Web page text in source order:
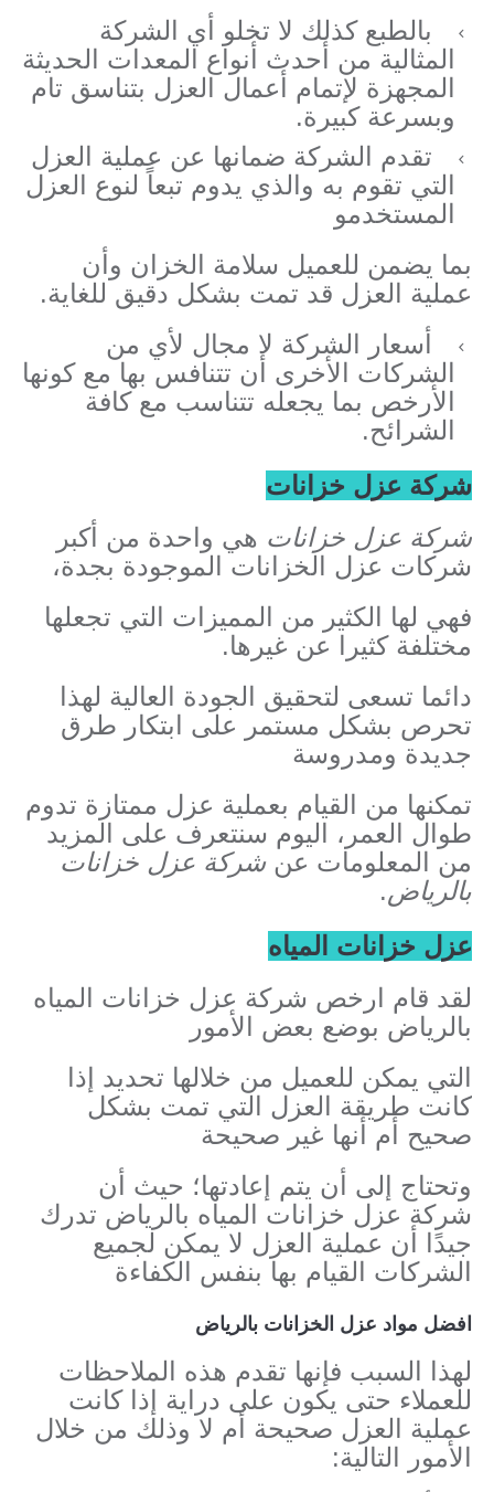
بالطبع كذلك لا تخلو أي الشركة
المثالية من أحدث أنواع المعدات الحديثة
المجهزة لإتمام أعمال العزل بتناسق تام
وبسرعة كبيرة.
تقدم الشركة ضمانها عن عملية العزل
التي تقوم به والذي يدوم تبعاً لنوع العزل
المستخدمو
بما يضمن للعميل سلامة الخزان وأن
عملية العزل قد تمت بشكل دقيق للغاية.
أسعار الشركة لا مجال لأي من
الشركات الأخرى أن تتنافس بها مع كونها
الأرخص بما يجعله تتناسب مع كافة
الشرائح.
شركة عزل خزانات
شركة عزل خزانات هي واحدة من أكبر
شركات عزل الخزانات الموجودة بجدة،
فهي لها الكثير من المميزات التي تجعلها
مختلفة كثيرا عن غيرها.
دائما تسعى لتحقيق الجودة العالية لهذا
تحرص بشكل مستمر على ابتكار طرق
جديدة ومدروسة
تمكنها من القيام بعملية عزل ممتازة تدوم
طوال العمر، اليوم سنتعرف على المزيد
من المعلومات عنشركة عزل خزانات
بالرياض.
عزل خزانات المياه
لقد قام ارخص شركة عزل خزانات المياه
بالرياض بوضع بعض الأمور
التي يمكن للعميل من خلالها تحديد إذا
كانت طريقة العزل التي تمت بشكل
صحيح أم أنها غير صحيحة
وتحتاج إلى أن يتم إعادتها؛ حيث أن
شركة عزل خزانات المياه بالرياض تدرك
جيدًا أن عملية العزل لا يمكن لجميع
الشركات القيام بها بنفس الكفاءة
افضل مواد عزل الخزانات بالرياض
لهذا السبب فإنها تقدم هذه الملاحظات
للعملاء حتى يكون على دراية إذا كانت
عملية العزل صحيحة أم لا وذلك من خلال
الأمور التالية: